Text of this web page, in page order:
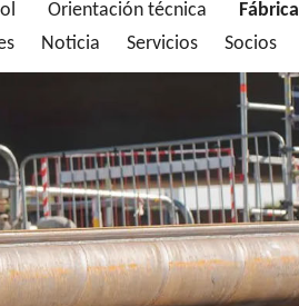
Orientación técnica Fábrica
Noticia Servicios Socios